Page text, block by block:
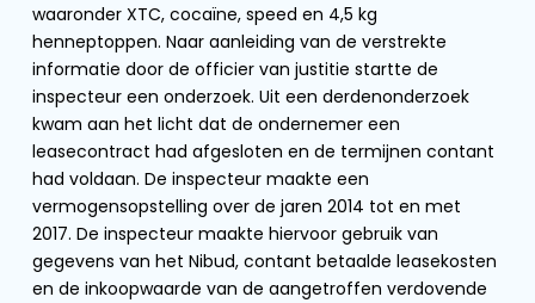
waaronder XTC, cocaïne, speed en 4,5 kg
henneptoppen. Naar aanleiding van de verstrekte
informatie door de officier van justitie startte de
inspecteur een onderzoek. Uit een derdenonderzoek
kwam aan het licht dat de ondernemer een
leasecontract had afgesloten en de termijnen contant
had voldaan. De inspecteur maakte een
vermogensopstelling over de jaren 2014 tot en met
2017. De inspecteur maakte hiervoor gebruik van
gegevens van het Nibud, contant betaalde leasekosten
en de inkoopwaarde van de aangetroffen verdovende